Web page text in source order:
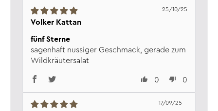
Volker Kattan
25/10/25
fünf Sterne
sagenhaft nussiger Geschmack, gerade zum
Wildkräutersalat
0 0
17/09/25